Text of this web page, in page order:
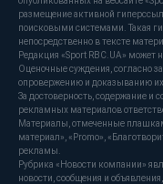
размещение активной
поисковыми системами. Такая
непосредственно в тексте
Редакция «Sport RBC.UA» может
Оценочные суждения, согласно
опровержению и доказыванию их
За достоверность, содержание и
рекламных материалов
Материалы, отмеченные
материал», «Promo»,
рекламы.
Рубрика «Новости компании»
новости, сообщения и